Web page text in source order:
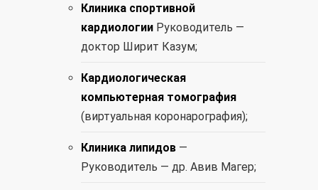
Клиника спортивной
кардиологии Руководитель —
доктор Ширит Казум;
Кардиологическая
компьютерная томография
(виртуальная коронарография);
Клиника липидов —
Руководитель — др. Авив Магер;